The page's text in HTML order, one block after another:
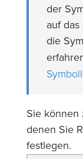
der
auf
die
Sie können
denen Sie
festlegen.